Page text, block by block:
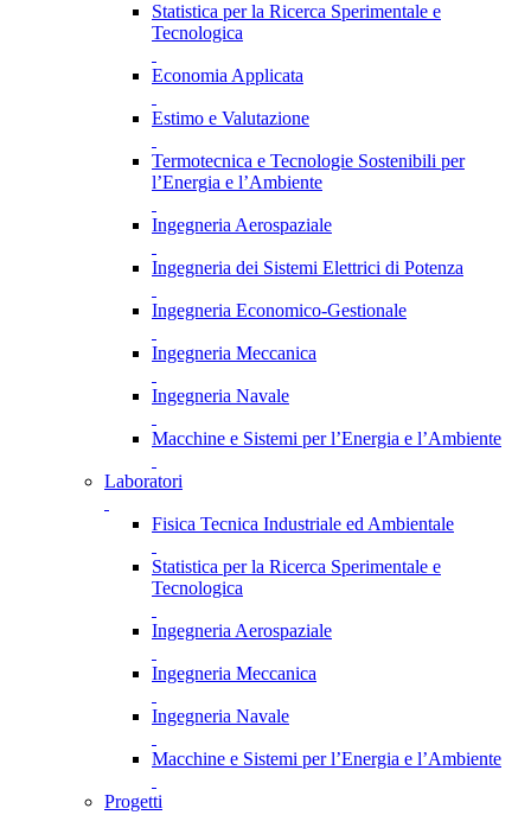
Statistica per la Ricerca Sperimentale e
Tecnologica
Economia Applicata
Estimo e Valutazione
Termotecnica e Tecnologie Sostenibili per
l’Energia e l’Ambiente
Ingegneria Aerospaziale
Ingegneria dei Sistemi Elettrici di Potenza
Ingegneria Economico-Gestionale
Ingegneria Meccanica
Ingegneria Navale
Macchine e Sistemi per l’Energia e l’Ambiente
Laboratori
Fisica Tecnica Industriale ed Ambientale
Statistica per la Ricerca Sperimentale e
Tecnologica
Ingegneria Aerospaziale
Ingegneria Meccanica
Ingegneria Navale
Macchine e Sistemi per l’Energia e l’Ambiente
Progetti